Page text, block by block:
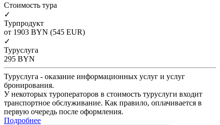
Cтоимость тура
✓
Турпродукт
от 1903 BYN (545 EUR)
✓
Туруслуга
295 BYN
Туруслуга - оказание информационных услуг и услуг
бронирования.
У некоторых туроператоров в стоимость туруслуги входит
транспортное обслуживание. Как правило, оплачивается в
первую очередь после оформления.
Подробнее